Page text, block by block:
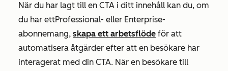
När du har lagt till en CTA i ditt innehåll kan du, om
du har ettProfessional- eller Enterprise-
abonnemang, skapa ett arbetsflöde för att
automatisera åtgärder efter att en besökare har
interagerat med din CTA. När en besökare till